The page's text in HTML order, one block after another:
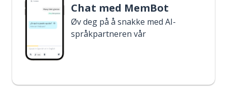
Chat med MemBot
Øv deg på å snakke med AI-
språkpartneren vår